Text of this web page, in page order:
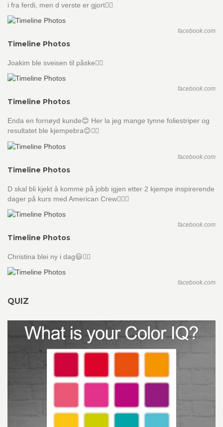
i fra ferdi, men d verste er gjort👍🏼
facebook.com
Timeline Photos
Joakim ble sveisen til påske👌🏼
facebook.com
Timeline Photos
Enda en fornøyd kunde😊 Her la jeg mange tynne foliestriper og
resultatet ble kjempebra😊👌🏼
facebook.com
Timeline Photos
D skal bli kjekt å komme på jobb igjen etter 2 kjempe inspirerende
dager på kurs med American Crew💇🏼‍♂️
facebook.com
Timeline Photos
Christina blei ny i dag😃👌🏼
facebook.com
QUIZ